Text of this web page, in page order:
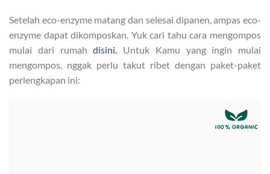
Setelah eco-enzyme matang dan selesai dipanen, ampas eco-
enzyme dapat dikomposkan. Yuk cari tahu cara mengompos
mulai dari rumahdisini. Untuk Kamu yang ingin mulai
mengompos, nggak perlu takut ribet dengan paket-paket
perlengkapan ini: